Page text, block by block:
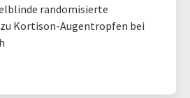
randomisierte
Kortison-Augentropfen bei